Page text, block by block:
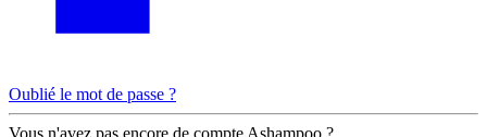
Oublié le mot de passe ?
Vous n'avez pas encore de compte Ashampoo ?